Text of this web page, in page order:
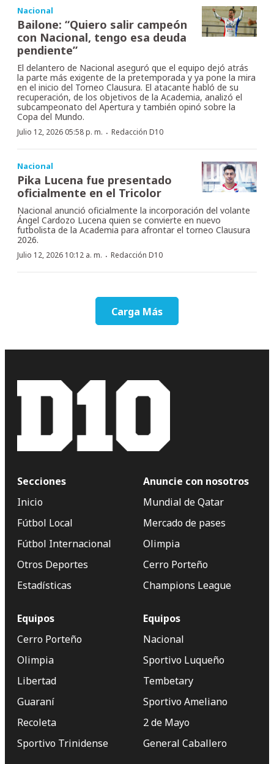
Nacional
Bailone: “Quiero salir campeón
con Nacional, tengo esa deuda
pendiente”
El delantero de Nacional aseguró que el equipo dejó atrás
la parte más exigente de la pretemporada y ya pone la mira
en el inicio del Torneo Clausura. El atacante habló de su
recuperación, de los objetivos de la Academia, analizó el
subcampeonato del Apertura y también opinó sobre la
Copa del Mundo.
Julio 12, 2026 05:58 p. m. · Redacción D10
Nacional
Pika Lucena fue presentado
oficialmente en el Tricolor
Nacional anunció oficialmente la incorporación del volante
Ángel Cardozo Lucena quien se convierte en nuevo
futbolista de la Academia para afrontar el torneo Clausura
2026.
Julio 12, 2026 10:12 a. m. · Redacción D10
Carga Más
Secciones
Inicio
Fútbol Local
Fútbol Internacional
Otros Deportes
Estadísticas
Anuncie con nosotros
Mundial de Qatar
Mercado de pases
Olimpia
Cerro Porteño
Champions League
Equipos
Cerro Porteño
Olimpia
Libertad
Guaraní
Recoleta
Sportivo Trinidense
Equipos
Nacional
Sportivo Luqueño
Tembetary
Sportivo Ameliano
2 de Mayo
General Caballero